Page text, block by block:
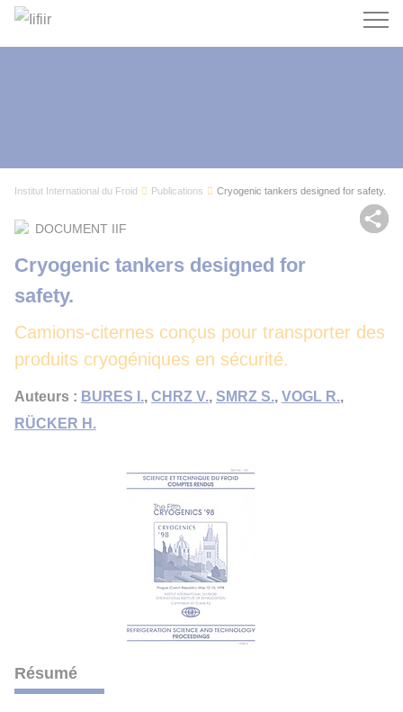
Institut International du Froid Publications
Cryogenic tankers designed for safety.
DOCUMENT IIF
Camions-citernes conçus pour transporter des
produits cryogéniques en sécurité.
Cryogenic tankers designed for
safety.
Auteurs : BURES I., CHRZ V., SMRZ S., VOGL R.,
RÜCKER H.
Résumé